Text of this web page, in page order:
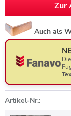
Zur
Auch als
Artikel-Nr.: